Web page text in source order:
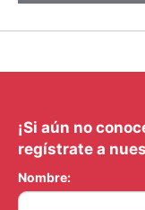
¡Si aún no
regístrate a
Nombre: